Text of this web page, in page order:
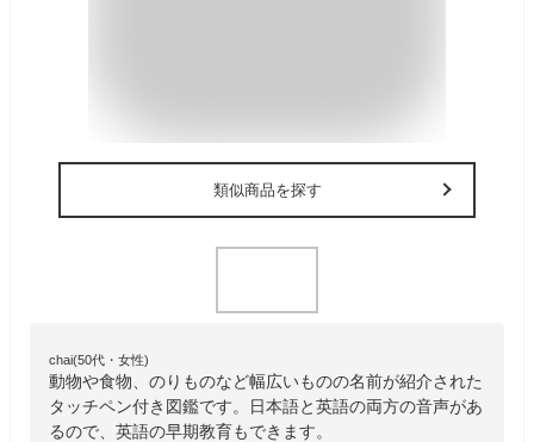
類似商品を探す
chai(50代・女性)
動物や食物、のりものなど幅広いものの名前が紹介された
タッチペン付き図鑑です。日本語と英語の両方の音声があ
るので、英語の早期教育もできます。